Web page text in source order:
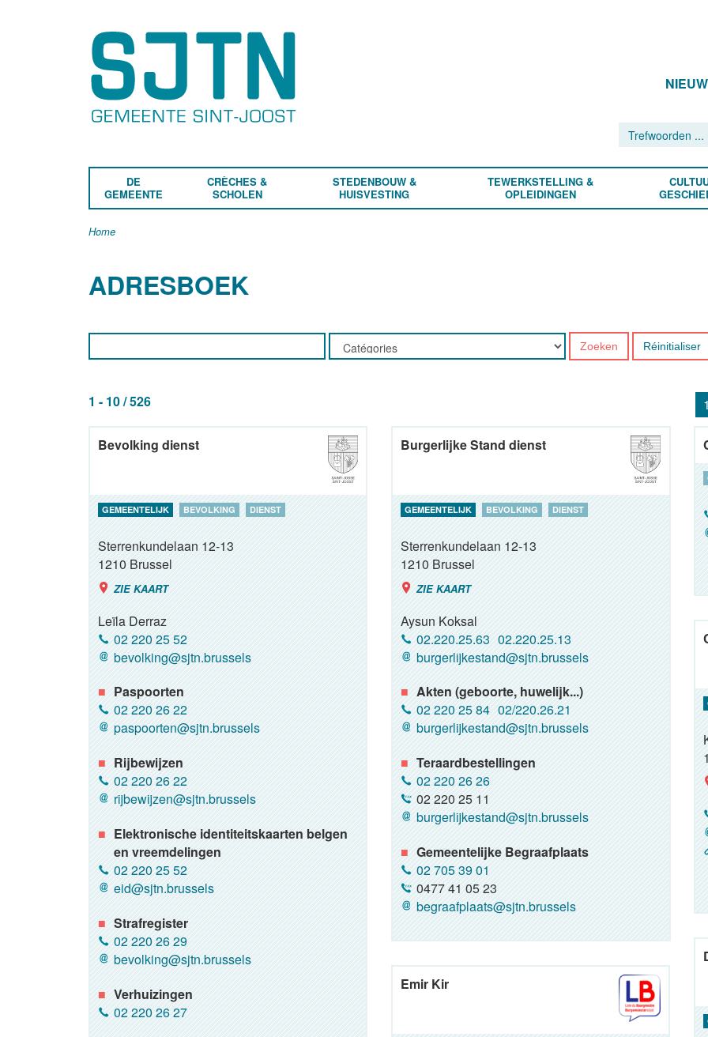
DE
GEMEENTE
CRÈCHES &
SCHOLEN
STEDENBOUW &
HUISVESTING
TEWERKSTELLING &
OPLEIDINGEN
Home
ADRESBOEK
Zoeken Réinitialiser
1 - 10 / 526 1
Bevolking dienst
GEMEENTELIJK BEVOLKING DIENST
Sterrenkundelaan 12-13
1210Brussel
ZIE KAART
Leïla Derraz
02 220 25 52
bevolking@sjtn.brussels
Paspoorten
02 220 26 22
paspoorten@sjtn.brussels
Rijbewijzen
02 220 26 22
rijbewijzen@sjtn.brussels
Elektronische identiteitskaarten belgen
en vreemdelingen
02 220 25 52
eid@sjtn.brussels
Strafregister
02 220 26 29
bevolking@sjtn.brussels
Verhuizingen
02 220 26 27
Burgerlijke Stand dienst
GEMEENTELIJK BEVOLKING DIENST
Sterrenkundelaan 12-13
1210Brussel
ZIE KAART
Aysun Koksal
02.220.25.63 02.220.25.13
burgerlijkestand@sjtn.brussels
Akten (geboorte, huwelijk...)
02 220 25 84 02/220.26.21
burgerlijkestand@sjtn.brussels
Teraardbestellingen
02 220 26 26
02 220 25 11
burgerlijkestand@sjtn.brussels
Gemeentelijke Begraafplaats
02 705 39 01
0477 41 05 23
begraafplaats@sjtn.brussels
Emir Kir